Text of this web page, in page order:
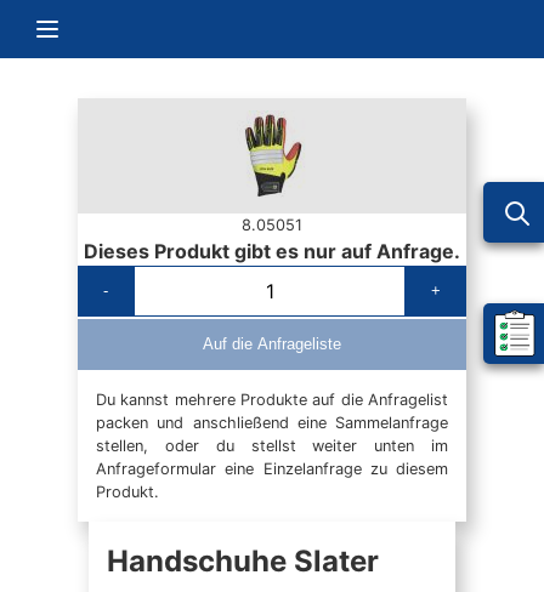
Navigation umschalten
Mein
8.05051
Dieses Produkt gibt es nur auf Anfrage.
- +
Auf die Anfrageliste
Du kannst mehrere Produkte auf die Anfragelist
packen und anschließend eine Sammelanfrage
stellen, oder du stellst weiter unten im
Anfrageformular eine Einzelanfrage zu diesem
Produkt.
Handschuhe Slater